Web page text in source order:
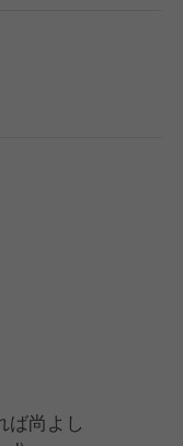
ば尚よし